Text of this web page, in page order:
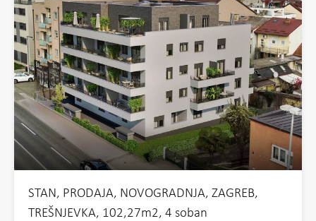
STAN, PRODAJA, NOVOGRADNJA, ZAGREB,
TREŠNJEVKA, 102,27m2, 4 soban